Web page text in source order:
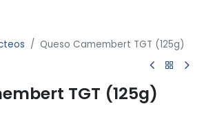
Queso Camembert TGT (125g)
TGT (125g)